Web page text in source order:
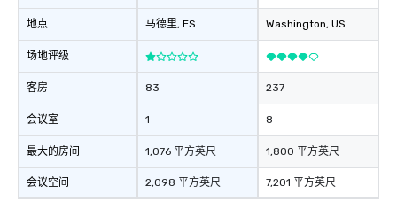
地点
场地评级
客房
会议室
最大的房间
会议空间
马德里, ES
83
1
1,076 平方英尺
2,098 平方英尺
Washington, US
237
8
1,800 平方英尺
7,201 平方英尺